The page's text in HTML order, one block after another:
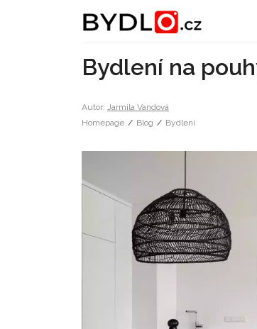
Bydlení na
Autor: Jarmila Vandová
Homepage / Blog / Bydlení